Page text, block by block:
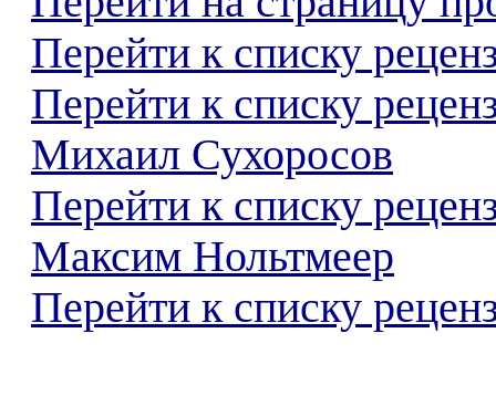
Перейти к списку
Перейти к списку
Михаил Сухоросов
Перейти к списку
Максим Нольтмеер
Перейти к списку